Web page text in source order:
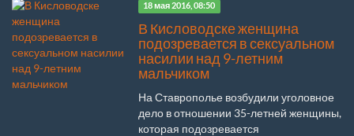
18 мая 2016, 08:50
В Кисловодске женщина
подозревается в сексуальном
насилии над 9-летним
мальчиком
На Ставрополье возбудили уголовное
дело в отношении 35-летней женщины,
которая подозревается